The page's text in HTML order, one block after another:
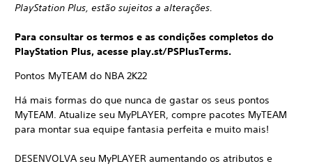
PlayStation Plus, estão sujeitos a alterações.
Para consultar os termos e as condições completos do
PlayStation Plus, acesse play.st/PSPlusTerms.
Pontos MyTEAM do NBA 2K22
Há mais formas do que nunca de gastar os seus pontos
MyTEAM. Atualize seu MyPLAYER, compre pacotes MyTEAM
para montar sua equipe fantasia perfeita e muito mais!
DESENVOLVA seu MyPLAYER aumentando os atributos e